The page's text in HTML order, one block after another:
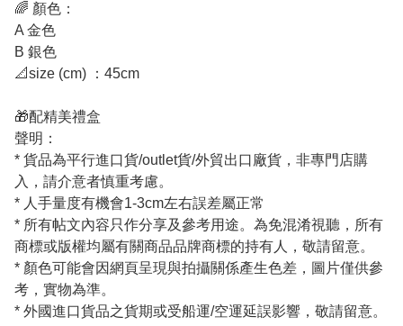
🌈 顏色：
A 金色
B 銀色
📐size (cm) ：45cm
🎁配精美禮盒
聲明：
* 貨品為平行進口貨/outlet貨/外貿出口廠貨，非專門店購
入，請介意者慎重考慮。
* 人手量度有機會1-3cm左右誤差屬正常
* 所有帖文內容只作分享及參考用途。為免混淆視聽，所有
商標或版權均屬有關商品品牌商標的持有人，敬請留意。
* 顏色可能會因網頁呈現與拍攝關係產生色差，圖片僅供參
考，實物為準。
* 外國進口貨品之貨期或受船運/空運延誤影響，敬請留意。